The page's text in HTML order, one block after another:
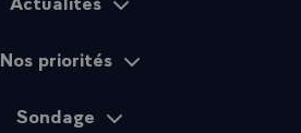
Nos priorités
Sondage